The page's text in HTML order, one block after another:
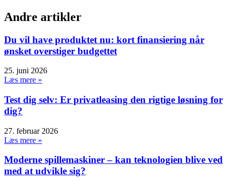
Andre artikler
Du vil have produktet nu: kort finansiering når
ønsket overstiger budgettet
25. juni 2026
Læs mere »
Test dig selv: Er privatleasing den rigtige løsning for
dig?
27. februar 2026
Læs mere »
Moderne spillemaskiner – kan teknologien blive ved
med at udvikle sig?